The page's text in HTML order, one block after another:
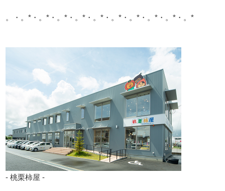
。・。*・。*・。*・。*・。*・。*・。*・。*・。*・。*
- 桃栗柿屋 -